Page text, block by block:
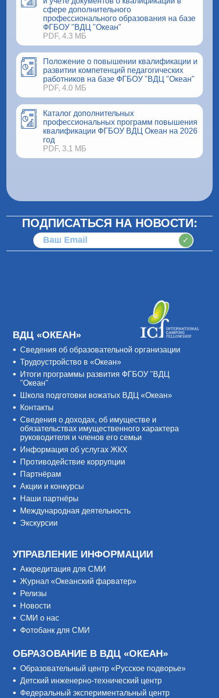
сфере дополнительного
профессионального образования на базе
ФГБОУ "ВДЦ "Океан"
PDF, 4.3 МБ
Положение о повышении квалификации и
развитии компетенций педагогических
работников на базе ФГБОУ "ВДЦ "Океан"
PDF, 4.0 МБ
Каталог дополнительных
профессиональных программ повышения
квалификации ФГБОУ ВДЦ Океан на 2026
год
PDF, 3.1 МБ
ПОДПИСАТЬСЯ НА НОВОСТИ:
✓
ВДЦ «ОКЕАН»
Сведения об образовательной организации
Трудоустройство в «Океан»
Итоги программы развития ФГБОУ "ВДЦ
"Океан"
Школа подготовки вожатых ВДЦ «Океан»
Контакты
Сведения о доходах, об имуществе и
обязательствах имущественного характера
руководителя и членов его семьи
Информация об услугах ЖКХ
Противодействие коррупции
Партнёрам
Акции и конкурсы
Наши партнёры
Международная деятельность
Экскурсии
УПРАВЛЕНИЕ ИНФОРМАЦИИ
Аккредитация для СМИ
Журнал «Океанский фарватер»
Релизы
Новости
СМИ о нас
Фотобанк для СМИ
ОБРАЗОВАНИЕ В ВДЦ «ОКЕАН»
Образовательный центр «Русское подворье»
Детский инженерно-технический центр
Федеральный экспериментальный центр